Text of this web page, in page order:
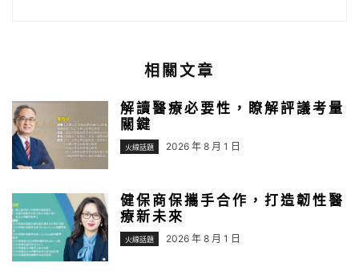
相關文章
解讀醫療必要性，瞭解評議考量
關鍵
火線話題 2026 年 8 月 1 日
健保商保攜手合作，打造韌性醫
療新未來
火線話題 2026 年 8 月 1 日